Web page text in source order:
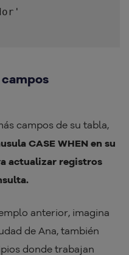
campos de su tabla,
CASE WHEN en su
actualizar registros
anterior, imagina
de Ana, también
donde trabajan